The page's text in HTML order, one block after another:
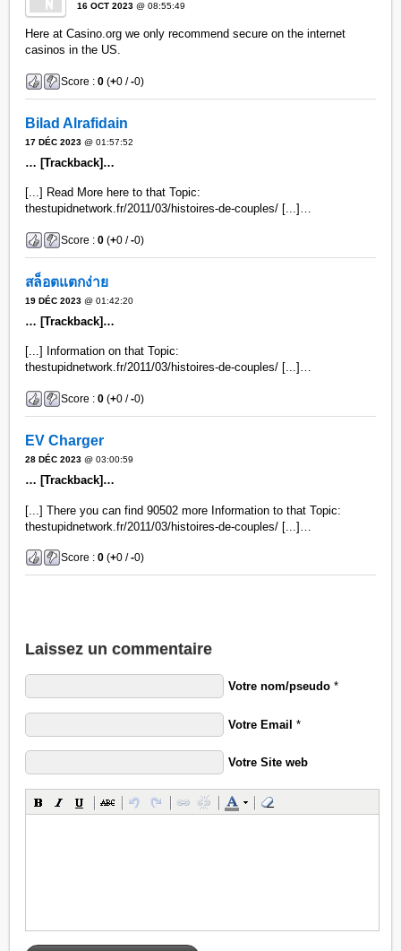
16 OCT 2023 @ 08:55:49
Here at Casino.org we only recommend secure on the internet
casinos in the US.
Score :0 (+0 /-0)
Bilad Alrafidain
17 DÉC 2023 @ 01:57:52
… [Trackback]…
[...] Read More here to that Topic:
thestupidnetwork.fr/2011/03/histoires-de-couples/ [...]…
Score :0 (+0 /-0)
สล็อตแตกง่าย
19 DÉC 2023 @ 01:42:20
… [Trackback]…
[...] Information on that Topic:
thestupidnetwork.fr/2011/03/histoires-de-couples/ [...]…
Score :0 (+0 /-0)
EV Charger
28 DÉC 2023 @ 03:00:59
… [Trackback]…
[...] There you can find 90502 more Information to that Topic:
thestupidnetwork.fr/2011/03/histoires-de-couples/ [...]…
Score :0 (+0 /-0)
Laissez un commentaire
Votre nom/pseudo *
Votre Email *
Votre Site web